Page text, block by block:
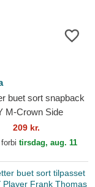
buet sort snapback
M-Crown Side
Chicago White Sox
Era
209 kr.
tirsdag, aug. 11